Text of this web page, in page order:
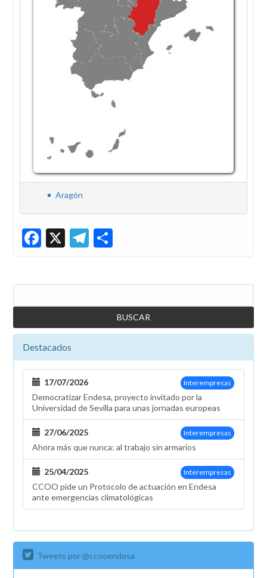
Aragón
Facebook
X Telegram
Destacados
Interempresas
17/07/2026
Democratizar Endesa, proyecto invitado por la
Universidad de Sevilla para unas jornadas europeas
Interempresas
27/06/2025
Ahora más que nunca: al trabajo sin armarios
Interempresas
25/04/2025
CCOO pide un Protocolo de actuación en Endesa
ante emergencias climatológicas
Tweets por @ccooendesa